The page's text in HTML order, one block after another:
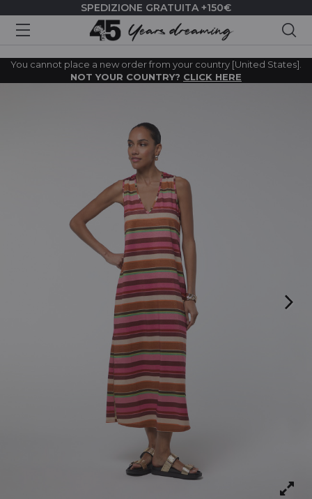
SPEDIZIONE GRATUITA +150€
You cannot place a new order from your country [United States].
NOT YOUR COUNTRY? CLICK HERE